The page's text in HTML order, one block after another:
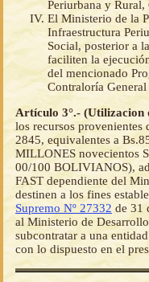
Periurbana y Rural,
El Ministerio de la
Infraestructura
Social, posterior a
faciliten la
del mencionado
Contraloría
Artículo 3°.- (Utilizacion
los recursos provenientes
2845, equivalentes a
MILLONES novecientos
00/100 BOLIVIANOS),
FAST dependiente del
destinen a los fines
Supremo Nº 27332 de 31
al Ministerio de
subcontratar a una
con lo dispuesto en el